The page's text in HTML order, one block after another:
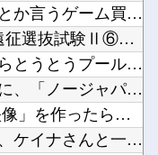
Powered by livedoor 相互RSS
『スプラトゥーンレイダース』とか言うゲーム買ったんやけど
★【ワートリ】今月第263話「遠征選抜試験Ⅱ⑥」【最新話コメ...
スーパーで手に入れたママ友からとうとうプールのお誘いが来た
韓国人の対日好感度が過去最高に、「ノージャパン」は終わった？...
【動画】 ＡＩで「パルクール映像」を作ったらなんかコワい結果...
レッドブルリザーブの角田裕毅、ケイナさんと一緒に酒蔵巡りをし...